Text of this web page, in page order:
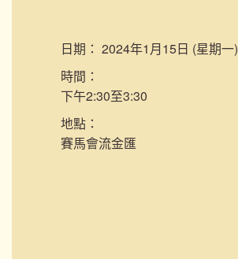
日期： 2024年1月15日 (星期一)
時間：
下午2:30至3:30
地點：
賽馬會流金匯